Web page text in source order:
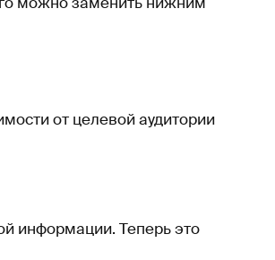
от целевой аудитории
информации. Теперь это